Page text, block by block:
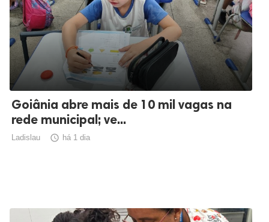
Goiânia abre mais de 10 mil vagas na
rede municipal; ve...
Ladislau  há 1 dia